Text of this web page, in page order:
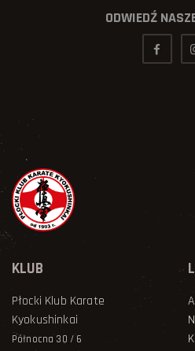
ODWIEDŹ
KLUB
Płocki Klub Karate
Kyokushinkai
Północna 30 / 6